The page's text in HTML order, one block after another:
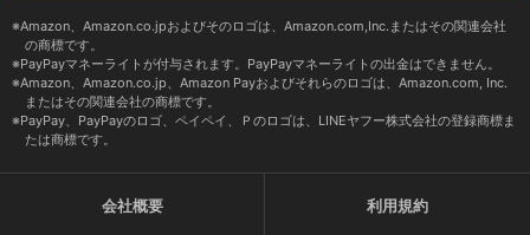
Amazon、Amazon.co.jpおよびそのロゴは、Amazon.com,Inc.またはその関連会社
の商標です。
PayPayマネーライトが付与されます。PayPayマネーライトの出金はできません。
Amazon、Amazon.co.jp、Amazon Payおよびそれらのロゴは、Amazon.com, Inc.
またはその関連会社の商標です。
PayPay、PayPayのロゴ、ペイペイ、Ｐのロゴは、LINEヤフー株式会社の登録商標ま
たは商標です。
会社概要 利用規約